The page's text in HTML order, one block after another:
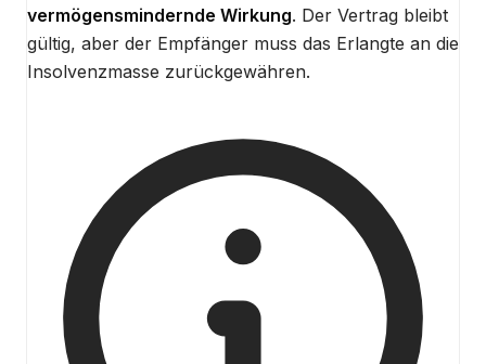
vermögensmindernde Wirkung. Der Vertrag bleibt
gültig, aber der Empfänger muss das Erlangte an die
Insolvenzmasse zurückgewähren.